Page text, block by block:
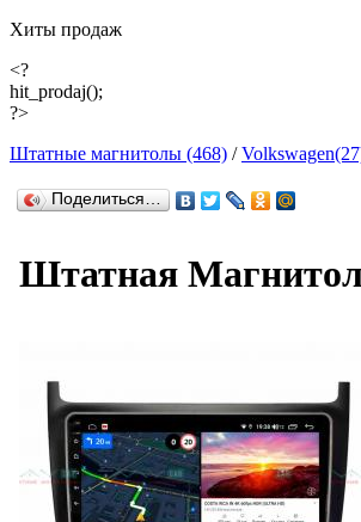
Хиты продаж
<?
hit_prodaj();
?>
Штатные магнитолы (468) /
Поделиться…
Штатная